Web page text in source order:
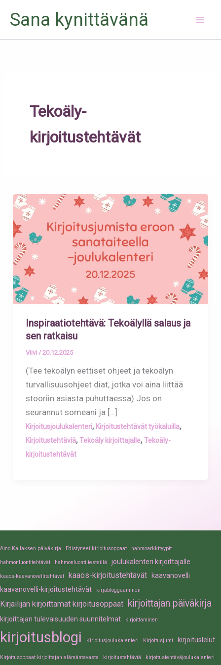
sisältöön
Sana kynittävänä
Tekoäly-
kirjoitustehtävät
Inspiraatiotehtävä: Tekoälyllä salaus ja
sen ratkaisu
Viivi /20.12.2025
(Tee tekoälyn eettiset ohjeet ja tekoälyn
turvallisuusohjeet diat, jotka voi aina liittää
stooriin asiasta puhuttaessa) Jos on
seurannut someani ja […]
Kirjoitusjoulukalenteri, Kirjoitustehtävät työkaluilla,
Kirjoitustehtäviä,Tekoäly kirjoittajalle,Tekoäly-
kirjoitustehtävät
Aino Kallaksen päiväkirja Edistyneet kirjoitusoppaat hahmoarkkityypit
hahmonluontitehtävät hahmonluonti testeillä joulukalenteri kirjoittajalle
kaaos-kaavanovellitehtävät kaaos-kirjoitustehtävät
kaavanovelli
kaavanovelli-kirjoitustehtävät
kirjabloggaaminen
Kirjailijan kirjoittamat kirjoitusoppaat kirjoittajan päiväkirja
kirjoittajan tulevaisuuden suunnitelmat kirjoittaminen
kirjoitusblogi Kirjoitusjoulukalenteri Kirjoitusjumi kirjoituslelut
Kirjoitusoppaat kirjoittajan elämäntavasta kirjoitustehtäviä kirjoitustehtäväjoulukalenteri